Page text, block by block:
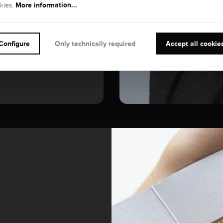
More information...
Accept all
Only technically required